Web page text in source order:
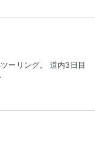
ーリング。 道内3日目